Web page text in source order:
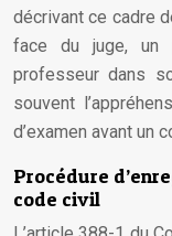
décrivant ce cadre
face du juge, un
professeur dans
souvent
d’examen avant un
Procédure
code civil